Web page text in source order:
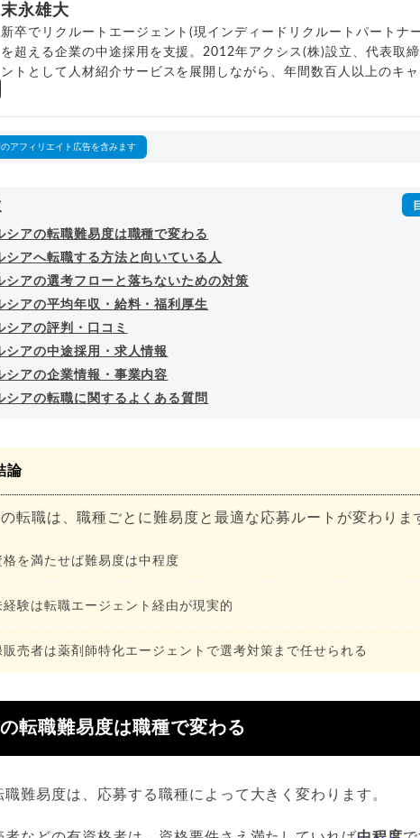
末永雄大
新卒でリクルートエージェント(現インディードリクルートパートナ
を超える企業の中途採用を支援。2012年アクシス(株)設立、代表取
ントとして人材紹介サービスを展開しながら、年間数百人以上のキ
アフィリエイト広告を含みます
シアの転職難易度は職種で変わる
シアへ転職する方法と向いている人
シアの選考フローと落ちないための対策
シアの平均年収・給料・福利厚生
シアの評判・口コミ
シアの中途採用・求人情報
シアの企業情報・事業内容
シアの転職に関するよくある質問
論
転職は、職種ごとに難易度と最適な応募ルートが変わりま
格を満たせば難易度は中程度
経験は転職エージェント経由が現実的
販売者は薬剤師特化エージェントで選考対策まで任せられる
転職難易度は職種で変わる
難易度は、応募する職種によって大きく変わります。